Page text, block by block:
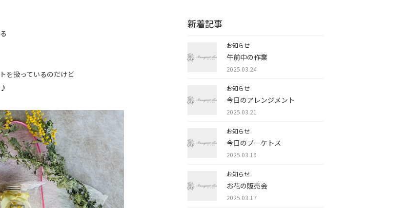
を扱っているのだけど
新着記事
お知らせ
午前中の作業
2025.03.24
お知らせ
今日のアレンジメント
2025.03.21
お知らせ
今日のブーケトス
2025.03.19
お知らせ
お花の販売会
2025.03.17